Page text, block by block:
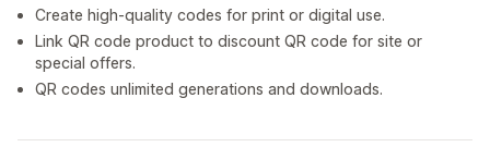
Create high-quality codes for print or digital use.
Link QR code product to discount QR code for site or
special offers.
QR codes unlimited generations and downloads.